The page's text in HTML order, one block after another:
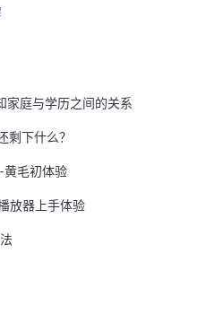
家庭与学历之间的关系
剩下什么？
黄毛初体验
放器上手体验